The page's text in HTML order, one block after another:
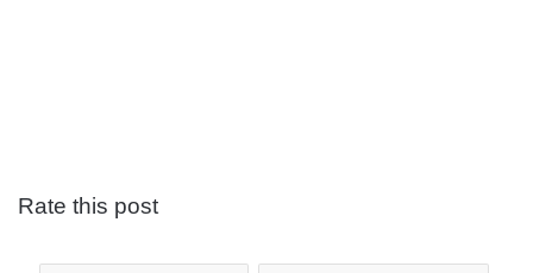
Rate this post